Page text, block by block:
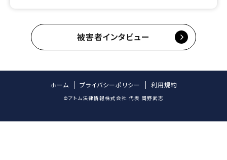
被害者インタビュー
ホーム プライバシーポリシー 利用規約
©アトム法律情報株式会社 代表 岡野武志